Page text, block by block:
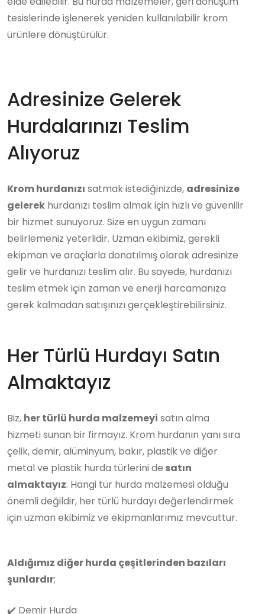
tesislerinde işlenerek yeniden kullanılabilir krom
ürünlere dönüştürülür.
Adresinize Gelerek
Hurdalarınızı Teslim
Alıyoruz
Krom hurdanızı satmak istediğinizde, adresinize
gelerek hurdanızı teslim almak için hızlı ve güvenilir
bir hizmet sunuyoruz. Size en uygun zamanı
belirlemeniz yeterlidir. Uzman ekibimiz, gerekli
ekipman ve araçlarla donatılmış olarak adresinize
gelir ve hurdanızı teslim alır. Bu sayede, hurdanızı
teslim etmek için zaman ve enerji harcamanıza
gerek kalmadan satışınızı gerçekleştirebilirsiniz.
Her Türlü Hurdayı Satın
Almaktayız
Biz, her türlü hurda malzemeyi satın alma
hizmeti sunan bir firmayız. Krom hurdanın yanı sıra
çelik, demir, alüminyum, bakır, plastik ve diğer
metal ve plastik hurda türlerini de satın
almaktayız. Hangi tür hurda malzemesi olduğu
önemli değildir, her türlü hurdayı değerlendirmek
için uzman ekibimiz ve ekipmanlarımız mevcuttur.
Aldığımız diğer hurda çeşitlerinden bazıları
şunlardır;
✔️ Demir Hurda